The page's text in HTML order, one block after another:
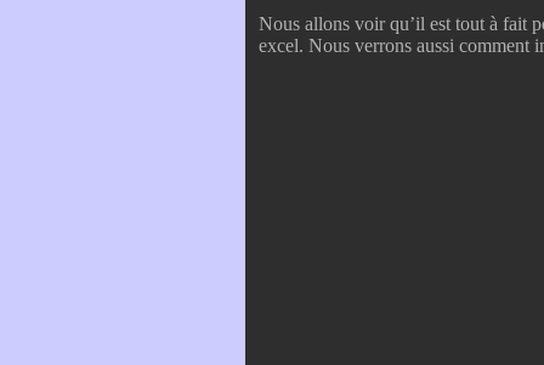
Nous allons voir qu’il est tout à fait
excel. Nous verrons aussi comment